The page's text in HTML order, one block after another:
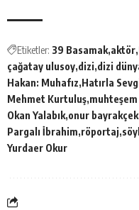
Etiketler: 39 Basamak aktör
çağatay ulusoy dizi dizi
Hakan: Muhafız Hatırla
Mehmet Kurtuluş muhteşem
Okan Yalabık onur
Pargalı İbrahim röportaj
Yurdaer Okur